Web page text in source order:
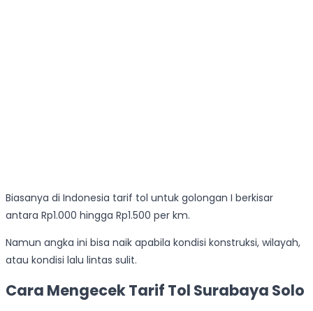
Biasanya di Indonesia tarif tol untuk golongan I berkisar
antara Rp1.000 hingga Rp1.500 per km.
Namun angka ini bisa naik apabila kondisi konstruksi, wilayah,
atau kondisi lalu lintas sulit.
Cara Mengecek Tarif Tol Surabaya Solo